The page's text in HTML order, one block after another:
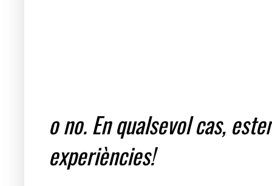
o no. En qualsevol cas,
experiències!